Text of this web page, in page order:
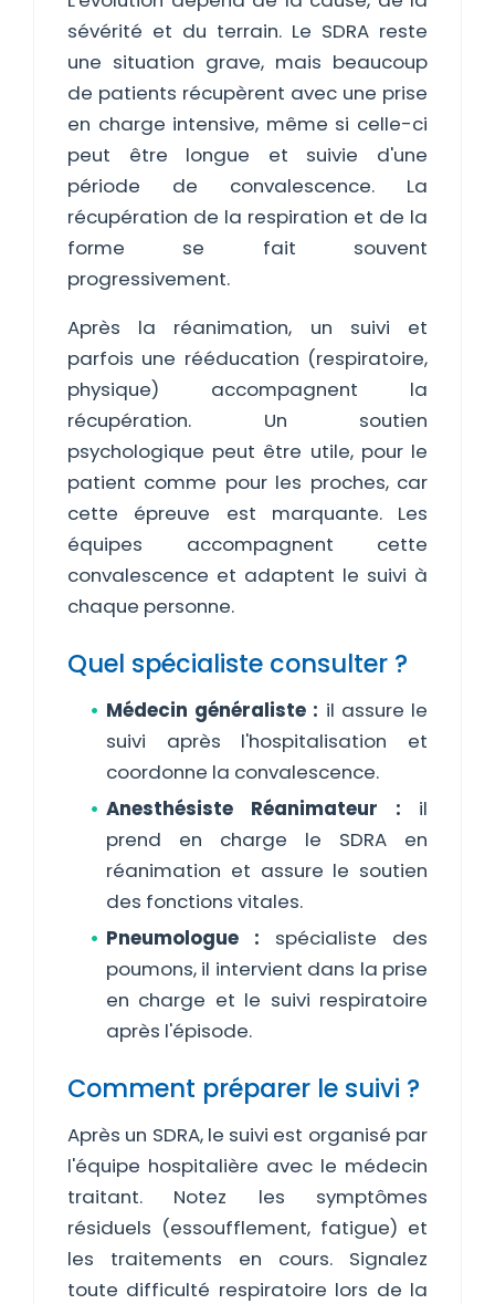
sévérité et du terrain. Le SDRA reste
une situation grave, mais beaucoup
de patients récupèrent avec une prise
en charge intensive, même si celle-ci
peut être longue et suivie d'une
période de convalescence. La
récupération de la respiration et de la
forme se fait souvent
progressivement.
Après la réanimation, un suivi et
parfois une rééducation (respiratoire,
physique) accompagnent la
récupération. Un soutien
psychologique peut être utile, pour le
patient comme pour les proches, car
cette épreuve est marquante. Les
équipes accompagnent cette
convalescence et adaptent le suivi à
chaque personne.
Quel spécialiste consulter ?
Médecin généraliste : il assure le
suivi après l'hospitalisation et
coordonne la convalescence.
Anesthésiste Réanimateur : il
prend en charge le SDRA en
réanimation et assure le soutien
des fonctions vitales.
Pneumologue : spécialiste des
poumons, il intervient dans la prise
en charge et le suivi respiratoire
après l'épisode.
Comment préparer le suivi ?
Après un SDRA, le suivi est organisé par
l'équipe hospitalière avec le médecin
traitant. Notez les symptômes
résiduels (essoufflement, fatigue) et
les traitements en cours. Signalez
toute difficulté respiratoire lors de la